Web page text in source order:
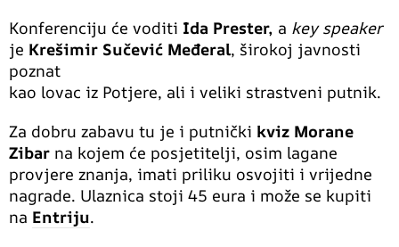
Konferenciju će voditi Ida Prester, a key speaker
je Krešimir Sučević Međeral, širokoj javnosti
poznat
kao lovac iz Potjere, ali i veliki strastveni putnik.
Za dobru zabavu tu je i putnički kviz Morane
Zibar na kojem će posjetitelji, osim lagane
provjere znanja, imati priliku osvojiti i vrijedne
nagrade. Ulaznica stoji 45 eura i može se kupiti
na Entriju.